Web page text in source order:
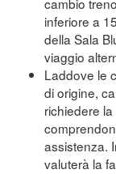
inferiore a
della Sala
viaggio
Laddove le
di origine,
richiedere
assistenza.
valuterà la